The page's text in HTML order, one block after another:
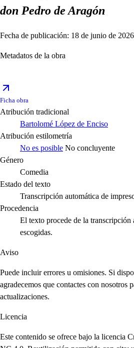
don Pedro de Aragón
Fecha de publicación: 18 de junio de 2026
Metadatos de la obra
Ficha obra
Atribución tradicional
Bartolomé López de Enciso
Atribución estilometría
No es posible No concluyente
Género
Comedia
Estado del texto
Transcripción automática de
Procedencia
El texto procede de la transcripción
escogidas.
Aviso
Puede incluir errores u omisiones. Si
agradecemos que contactes con nosotros
actualizaciones.
Licencia
Este contenido se ofrece bajo la licencia